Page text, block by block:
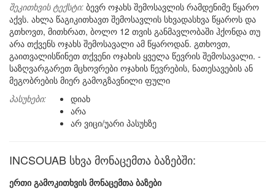
შეკითხვის ტექსტი: ბევრ ოჯახს შემოსავლის რამდენიმე წყარო
აქვს. ახლა წაგიკითხავთ შემოსავლის სხვადასხვა წყაროს და
გთხოვთ, მითხრათ, ბოლო 12 თვის განმავლობაში ჰქონდა თუ
არა თქვენს ოჯახს შემოსავალი ამ წყაროდან. გთხოვთ,
გაითვალისწინეთ თქვენი ოჯახის ყველა წევრის შემოსავალი. -
საზღვარგარეთ მცხოვრები ოჯახის წევრების, ნათესავების ან
მეგობრების მიერ გამოგზავნილი ფული
პასუხები:
დიახ
არა
არ ვიცი/უარი პასუხზე
INCSOUAB სხვა მონაცემთა ბაზებში:
ერთი გამოკითხვის მონაცემთა ბაზები